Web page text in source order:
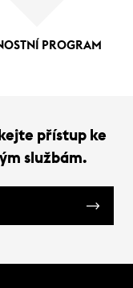
PROGRAM
přístup ke
službám.